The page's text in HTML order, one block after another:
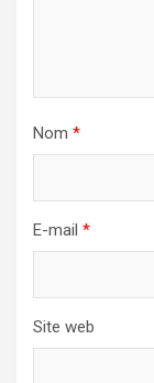
Nom *
E-mail *
Site web